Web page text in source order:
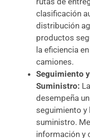
clasificación
distribución
productos
la eficiencia
camiones.
Seguimiento
Suministro:
desempeña
seguimiento y
suministro.
información y